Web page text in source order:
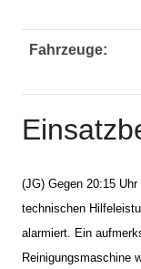
Fahrzeuge:
(JG) Gegen 20:15
technischen
alarmiert. Ein
Reinigungsmaschine